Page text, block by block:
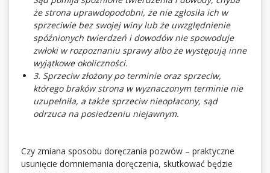
że strona uprawdopodobni, że nie zgłosiła ich w
sprzeciwie bez swojej winy lub że uwzględnienie
spóźnionych twierdzeń i dowodów nie spowoduje
zwłoki w rozpoznaniu sprawy albo że występują inne
wyjątkowe okoliczności.
3. Sprzeciw złożony po terminie oraz sprzeciw,
którego braków strona w wyznaczonym terminie nie
uzupełniła, a także sprzeciw nieopłacony, sąd
odrzuca na posiedzeniu niejawnym.
Czy zmiana sposobu doręczania pozwów – praktyczne
usunięcie domniemania doręczenia, skutkować będzie